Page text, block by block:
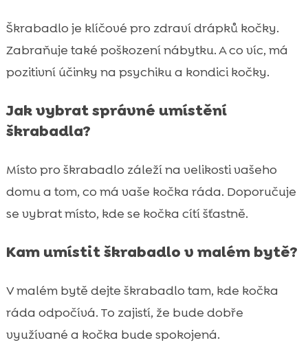
Škrabadlo je klíčové pro zdraví drápků kočky.
Zabraňuje také poškození nábytku. A co víc, má
pozitivní účinky na psychiku a kondici kočky.
Jak vybrat správné umístění
škrabadla?
Místo pro škrabadlo záleží na velikosti vašeho
domu a tom, co má vaše kočka ráda. Doporučuje
se vybrat místo, kde se kočka cítí šťastně.
Kam umístit škrabadlo v malém bytě?
V malém bytě dejte škrabadlo tam, kde kočka
ráda odpočívá. To zajistí, že bude dobře
využívané a kočka bude spokojená.